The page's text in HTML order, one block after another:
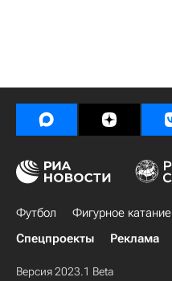
Футбол Фигурное катание
Спецпроекты
Реклама
Версия 2023.1 Beta